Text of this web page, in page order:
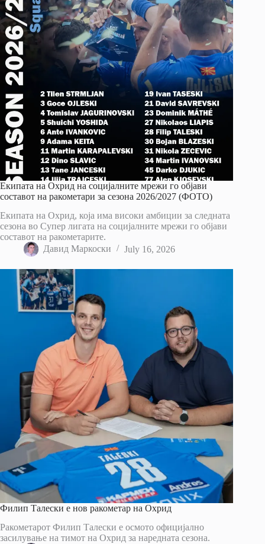
Екипата на Охрид на социјалните мрежи го објави
составот на ракометари за сезона 2026/2027 (ФОТО)
Екипата на Охрид, која има високи амбиции за следната
сезона во Супер лигата на социјалните мрежи го објави
составот на ракометарите.
Давид Маркоски
July 16, 2026
Филип Талески е нов ракометар на Охрид
Ракометарот Филип Талески е осмото официјално
засилување на тимот на Охрид за наредната сезона.